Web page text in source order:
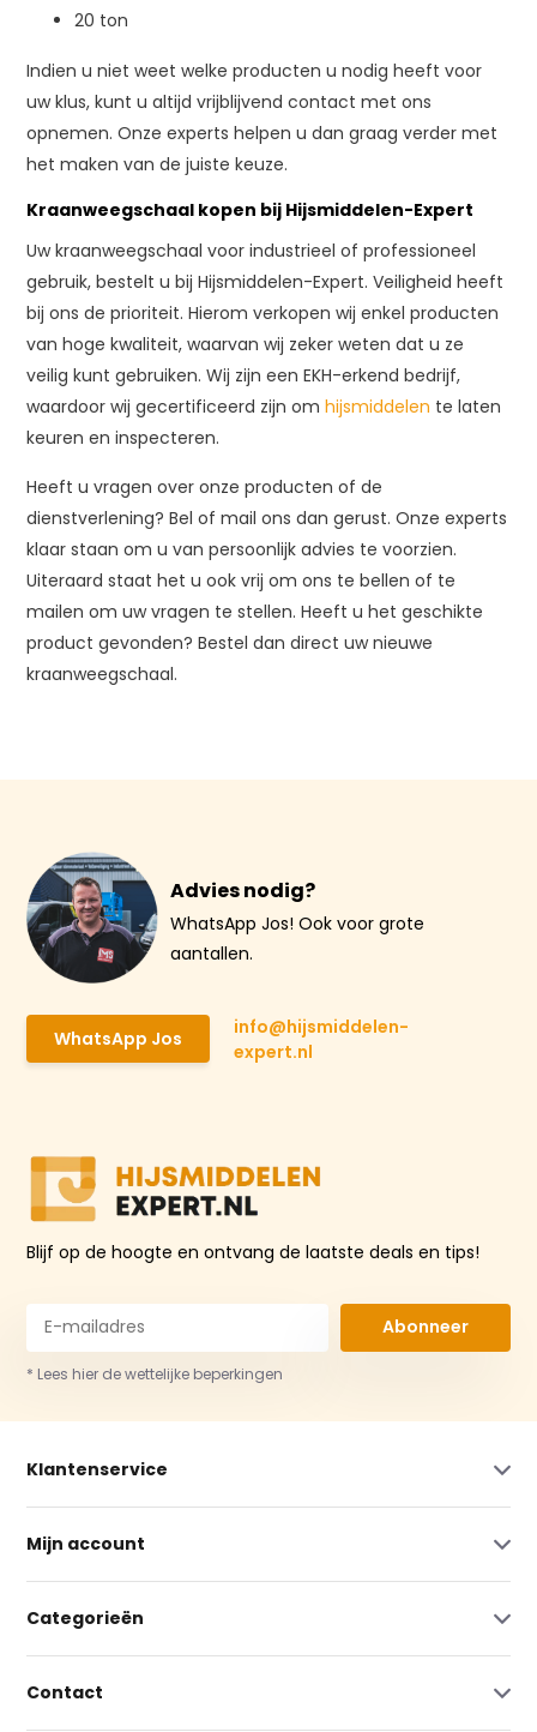
20 ton
Indien u niet weet welke producten u nodig heeft voor
uw klus, kunt u altijd vrijblijvend contact met ons
opnemen. Onze experts helpen u dan graag verder met
het maken van de juiste keuze.
Kraanweegschaal kopen bij Hijsmiddelen-Expert
Uw kraanweegschaal voor industrieel of professioneel
gebruik, bestelt u bij Hijsmiddelen-Expert. Veiligheid heeft
bij ons de prioriteit. Hierom verkopen wij enkel producten
van hoge kwaliteit, waarvan wij zeker weten dat u ze
veilig kunt gebruiken. Wij zijn een EKH-erkend bedrijf,
waardoor wij gecertificeerd zijn omhijsmiddelen te laten
keuren en inspecteren.
Heeft u vragen over onze producten of de
dienstverlening? Bel of mail ons dan gerust. Onze experts
klaar staan om u van persoonlijk advies te voorzien.
Uiteraard staat het u ook vrij om ons te bellen of te
mailen om uw vragen te stellen. Heeft u het geschikte
product gevonden? Bestel dan direct uw nieuwe
kraanweegschaal.
Advies nodig?
WhatsApp Jos! Ook voor grote
aantallen.
WhatsApp Jos
info@hijsmiddelen-
expert.nl
Blijf op de hoogte en ontvang de laatste deals en tips!
Abonneer
* Lees hier de wettelijke beperkingen
Klantenservice
Mijn account
Categorieën
Contact